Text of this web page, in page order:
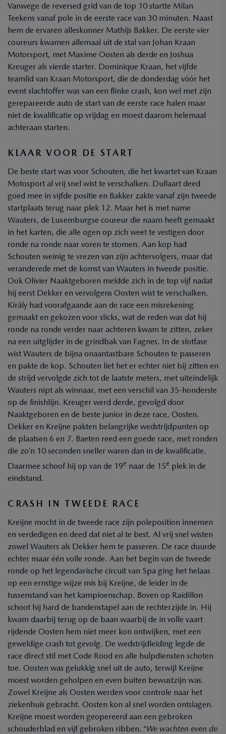
Vanwege de reversed grid van de top 10 startte Milan
Teekens vanaf pole in de eerste race van 30 minuten. Naast
hem de ervaren alleskunner Mathijs Bakker. De eerste vier
coureurs kwamen allemaal uit de stal van Johan Kraan
Motorsport, met Maxime Oosten als derde en Joshua
Kreuger als vierde starter. Dominique Kraan, het vijfde
teamlid van Kraan Motorsport, die de donderdag vóór het
event slachtoffer was van een flinke crash, kon wel met zijn
gerepareerde auto de start van de eerste race halen maar
niet de kwalificatie op vrijdag en moest daarom helemaal
achteraan starten.
KLAAR VOOR DE START
De beste start was voor Schouten, die het kwartet van Kraan
Motosport al vrij snel wist te verschalken. Dullaart deed
goed mee in vijfde positie en Bakker zakte vanaf zijn tweede
startplaats terug naar plek 12. Maar het is met name
Wauters, de Luxemburgse coureur die naam heeft gemaakt
in het karten, die alle ogen op zich weet te vestigen door
ronde na ronde naar voren te stomen. Aan kop had
Schouten weinig te vrezen van zijn achtervolgers, maar dat
veranderede met de komst van Wauters in tweede positie.
Ook Olivier Naaktgeboren meldde zich in de top vijf nadat
hij eerst Dekker en vervolgens Oosten wist te verschalken.
Király had voorafgaande aan de race een misrekening
gemaakt en gekozen voor slicks, wat de reden was dat hij
ronde na ronde verder naar achteren kwam te zitten, zeker
na een uitglijder in de grindbak van Fagnes. In de slotfase
wist Wauters de bijna onaantastbare Schouten te passeren
en pakte de kop. Schouten liet het er echter niet bij zitten en
de strijd vervolgde zich tot de laatste meters, met uiteindelijk
Wauters nipt als winnaar, met een verschil van 35-honderste
op de finishlijn. Kreuger werd derde, gevolgd door
Naaktgeboren en de beste junior in deze race, Oosten.
Dekker en Kreijne pakten belangrijke wedstrijdpunten op
de plaatsen 6 en 7. Baeten reed een goede race, met ronden
die zo’n 10 seconden sneller waren dan in de kwalificatie.
Daarmee schoof hij op van de 19e naar de 15e plek in de
eindstand.
CRASH IN TWEEDE RACE
Kreijne mocht in de tweede race zijn poleposition innemen
en verdedigen en deed dat niet al te best. Al vrij snel wisten
zowel Wauters als Dekker hem te passeren. De race duurde
echter maar één volle ronde. Aan het begin van de tweede
ronde op het legendarische circuit van Spa ging het helaas
op een ernstige wijze mis bij Kreijne, de leider in de
tussenstand van het kampioenschap. Boven op Raidillon
schoot hij hard de bandenstapel aan de rechterzijde in. Hij
kwam daarbij terug op de baan waarbij de in volle vaart
rijdende Oosten hem niet meer kon ontwijken, met een
geweldige crash tot gevolg. De wedstrijdleiding legde de
race direct stil met Code Rood en alle hulpdiensten schoten
toe. Oosten was gelukkig snel uit de auto, terwijl Kreijne
moest worden geholpen en even buiten bewustzijn was.
Zowel Kreijne als Oosten werden voor controle naar het
ziekenhuis gebracht. Oosten kon al snel worden ontslagen.
Kreijne moest worden geopereerd aan een gebroken
schouderblad en vijf gebroken ribben. “We wachten even de